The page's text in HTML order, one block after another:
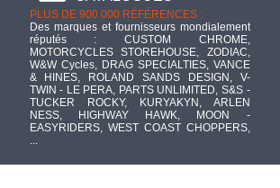
PLUS DE 900 000 RÉFÉRENCES :
Des marques et fournisseurs mondialement
réputés : CUSTOM CHROME,
MOTORCYCLES STOREHOUSE, ZODIAC,
W&W Cycles, DRAG SPECIALTIES, VANCE
& HINES, ROLAND SANDS DESIGN, V-
TWIN - LE PERA, PARTS UNLIMITED, S&S -
TUCKER ROCKY, KURYAKYN, ARLEN
NESS, HIGHWAY HAWK, MOON -
EASYRIDERS, WEST COAST CHOPPERS,
...